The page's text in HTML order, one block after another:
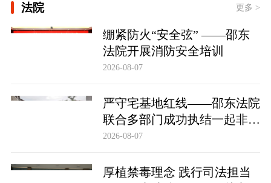
法院 更多 >
绷紧防火“安全弦” ——邵东
法院开展消防安全培训
2026-08-07
严守宅基地红线——邵东法院
联合多部门成功执结一起非法
占用宅基地行政处罚案
2026-08-07
厚植禁毒理念 践行司法担当